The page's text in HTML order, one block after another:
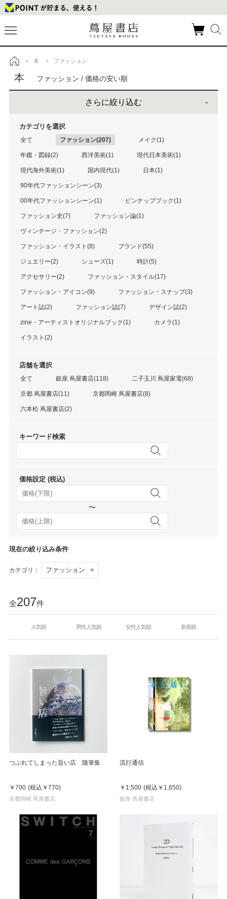
トップ
> 本 > ファッション
本 ファッション / 価格の安い順
さらに絞り込む
カテゴリを選択
全て ファッション(207) メイク(1)
年鑑・図録(2) 西洋美術(1) 現代日本美術(1)
現代海外美術(1) 国内現代(1) 日本(1)
90年代ファッションシーン(3)
00年代ファッションシーン(1) ピンナップブック(1)
ファッション史(7) ファッション論(1)
ヴィンテージ・ファッション(2)
ファッション・イラスト(8) ブランド(55)
ジュエリー(2) シューズ(1) 時計(5)
アクセサリー(2) ファッション・スタイル(17)
ファッション・アイコン(9) ファッション・スナップ(3)
アート誌(2) ファッション誌(7) デザイン誌(2)
zine・アーティストオリジナルブック(1) カメラ(1)
イラスト(2)
店舗を選択
全て 銀座 蔦屋書店(118) 二子玉川 蔦屋家電(68)
京都 蔦屋書店(11) 京都岡崎 蔦屋書店(8)
六本松 蔦屋書店(2)
キーワード検索
価格設定 (税込)
〜
現在の絞り込み条件
カテゴリ： ファッション ×
全207件
人気順 男性人気順 女性人気順 新着順
つぶれてしまった旨い店 随筆集
￥700 (税込 ￥770)
京都岡崎 蔦屋書店
流行通信
￥1,500 (税込 ￥1,650)
銀座 蔦屋書店